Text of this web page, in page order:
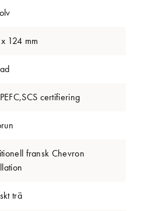
124 mm
certifiering
fransk Chevron
trä